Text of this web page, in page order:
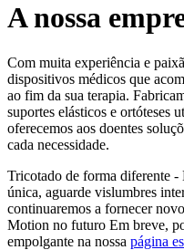
A nossa
Com muita experiência e
dispositivos médicos que
ao fim da sua terapia.
suportes elásticos e ortóteses
oferecemos aos doentes
cada necessidade.
Tricotado de forma diferente -
única, aguarde vislumbres
continuaremos a fornecer
Motion no futuro Em breve,
empolgante na nossa página